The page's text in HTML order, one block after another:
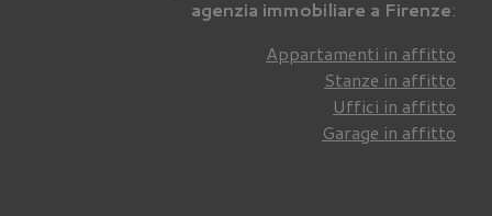
agenzia immobiliare a Firenze:
Appartamenti in affitto
Stanze in affitto
Uffici in affitto
Garage in affitto